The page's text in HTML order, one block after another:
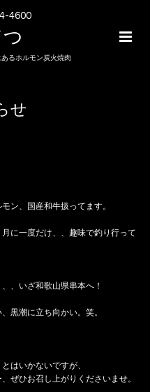
4600
るホルモン炭火焼肉
せ
ン、国産和牛扱ってます。
に一度だけ、、趣味で釣り行って
、いざ和歌山県串本へ！
黒潮に立ち向かい。笑。
はいかないですが、
ぜひお召し上がりくださいませ。